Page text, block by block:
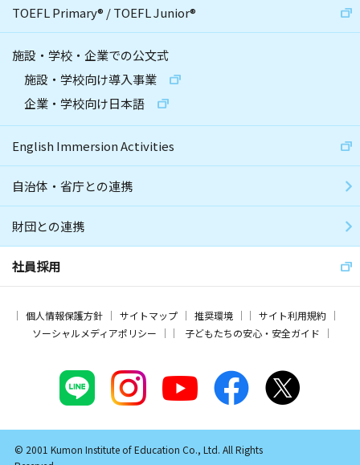
TOEFL Primary® /TOEFL Junior®
施設・学校・企業での公文式
施設・学校向け導入事業
企業・学校向け日本語
English Immersion Activities
自治体・省庁との連携
財団との連携
社員採用
個人情報保護方針 サイトマップ 推奨環境
サイト利用規約
ソーシャルメディアポリシー
子どもたちの安心・安全ガイド
© 2001 Kumon Institute of Education Co., Ltd. All Rights